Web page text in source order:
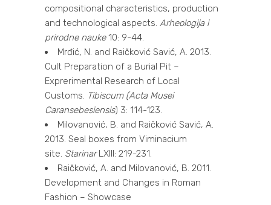
compositional characteristics, production
and technological aspects. Arheologija i
prirodne nauke10: 9-44.
Mrđić, N. and Raičković Savić, A. 2013.
Cult Preparation of a Burial Pit –
Exprerimental Research of Local
Customs. Tibiscum (Acta Musei
Caransebesiensis) 3: 114-123.
Milovanović, B. and Raičković Savić, A.
2013. Seal boxes from Viminacium
site. StarinarLXIII: 219-231.
Raičković, A. and Milovanović, B. 2011.
Development and Changes in Roman
Fashion – Showcase